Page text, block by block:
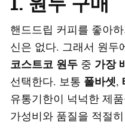
핸드드립 커피를 좋아
신은 없다. 그래서 원두
코스트코 원두 중 가장
선택한다. 보통 폴바셋,
유통기한이 넉넉한 제
가성비와 품질을 적절